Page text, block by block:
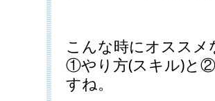
こんな時にオスス
①やり方(スキル)と②
すね。